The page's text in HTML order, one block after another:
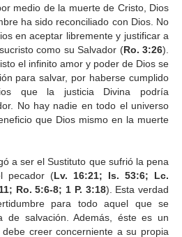
medio de la muerte de Cristo, Dios
ha sido reconciliado con Dios. No
en aceptar libremente y justificar a
como su Salvador (Ro. 3:26).
el infinito amor y poder de Dios se
para salvar, por haberse cumplido
que la justicia Divina podría
No hay nadie en todo el universo
que Dios mismo en la muerte
a ser el Sustituto que sufrió la pena
pecador (Lv. 16:21; Is. 53:6; Lc.
Ro. 5:6-8; 1 P. 3:18). Esta verdad
para todo aquel que se
de salvación. Además, éste es un
creer concerniente a su propia